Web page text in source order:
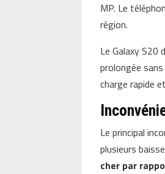
MP. Le
région.
Le Galaxy S20
prolongée
charge rapide
Le principal
plusieurs
cher par